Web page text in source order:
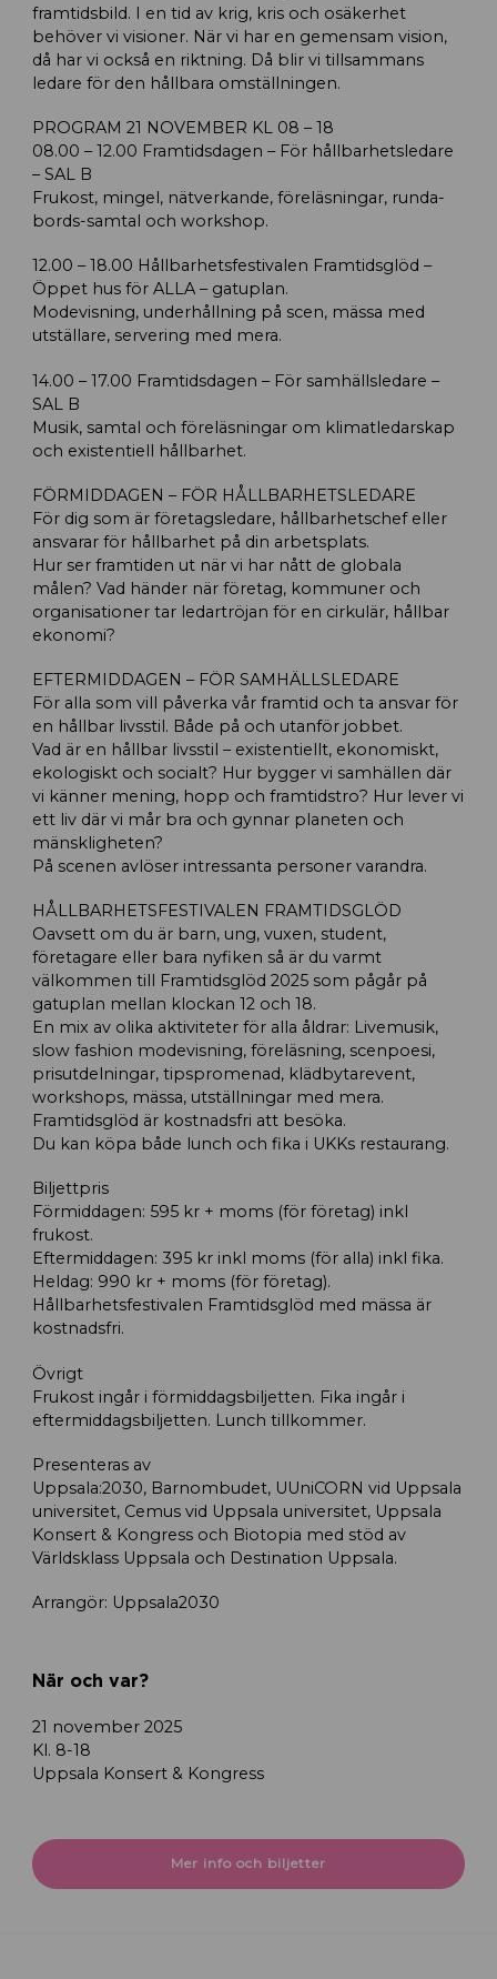
framtidsbild. I en tid av krig, kris och osäkerhet
behöver vi visioner. När vi har en gemensam vision,
då har vi också en riktning. Då blir vi tillsammans
ledare för den hållbara omställningen.
PROGRAM 21 NOVEMBER KL 08 – 18
08.00 – 12.00 Framtidsdagen – För hållbarhetsledare
– SAL B
Frukost, mingel, nätverkande, föreläsningar, runda-
bords-samtal och workshop.
12.00 – 18.00 Hållbarhetsfestivalen Framtidsglöd –
Öppet hus för ALLA – gatuplan.
Modevisning, underhållning på scen, mässa med
utställare, servering med mera.
14.00 – 17.00 Framtidsdagen – För samhällsledare –
SAL B
Musik, samtal och föreläsningar om klimatledarskap
och existentiell hållbarhet.
FÖRMIDDAGEN – FÖR HÅLLBARHETSLEDARE
För dig som är företagsledare, hållbarhetschef eller
ansvarar för hållbarhet på din arbetsplats.
Hur ser framtiden ut när vi har nått de globala
målen? Vad händer när företag, kommuner och
organisationer tar ledartröjan för en cirkulär, hållbar
ekonomi?
EFTERMIDDAGEN – FÖR SAMHÄLLSLEDARE
För alla som vill påverka vår framtid och ta ansvar för
en hållbar livsstil. Både på och utanför jobbet.
Vad är en hållbar livsstil – existentiellt, ekonomiskt,
ekologiskt och socialt? Hur bygger vi samhällen där
vi känner mening, hopp och framtidstro? Hur lever vi
ett liv där vi mår bra och gynnar planeten och
mänskligheten?
På scenen avlöser intressanta personer varandra.
HÅLLBARHETSFESTIVALEN FRAMTIDSGLÖD
Oavsett om du är barn, ung, vuxen, student,
företagare eller bara nyfiken så är du varmt
välkommen till Framtidsglöd 2025 som pågår på
gatuplan mellan klockan 12 och 18.
En mix av olika aktiviteter för alla åldrar: Livemusik,
slow fashion modevisning, föreläsning, scenpoesi,
prisutdelningar, tipspromenad, klädbytarevent,
workshops, mässa, utställningar med mera.
Framtidsglöd är kostnadsfri att besöka.
Du kan köpa både lunch och fika i UKKs restaurang.
Biljettpris
Förmiddagen: 595 kr + moms (för företag) inkl
frukost.
Eftermiddagen: 395 kr inkl moms (för alla) inkl fika.
Heldag: 990 kr + moms (för företag).
Hållbarhetsfestivalen Framtidsglöd med mässa är
kostnadsfri.
Övrigt
Frukost ingår i förmiddagsbiljetten. Fika ingår i
eftermiddagsbiljetten. Lunch tillkommer.
Presenteras av
Uppsala:2030, Barnombudet, UUniCORN vid Uppsala
universitet, Cemus vid Uppsala universitet, Uppsala
Konsert & Kongress och Biotopia med stöd av
Världsklass Uppsala och Destination Uppsala.
Arrangör: Uppsala2030
När och var?
21 november 2025
Kl. 8-18
Uppsala Konsert & Kongress
Mer info och biljetter